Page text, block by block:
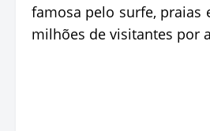
famosa pelo surfe, praias
milhões de visitantes por